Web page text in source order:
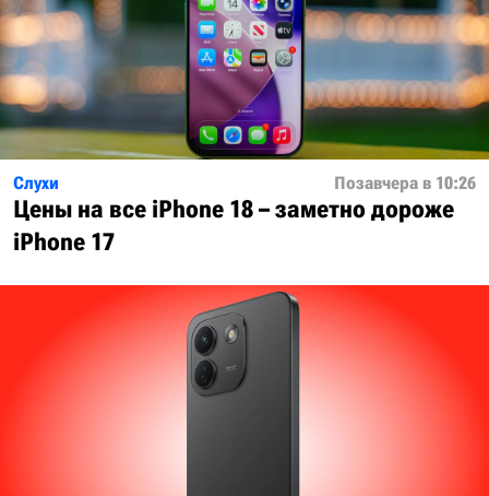
Слухи Позавчера в 10:26
Цены на все iPhone 18 – заметно дороже
iPhone 17